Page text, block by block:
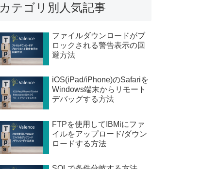
カテゴリ別人気記事
ファイルダウンロードがブ
ロックされる警告表示の回
避方法
iOS(iPad/iPhone)のSafariを
Windows端末からリモート
デバッグする方法
FTPを使用してIBMiにファ
イルをアップロード/ダウン
ロードする方法